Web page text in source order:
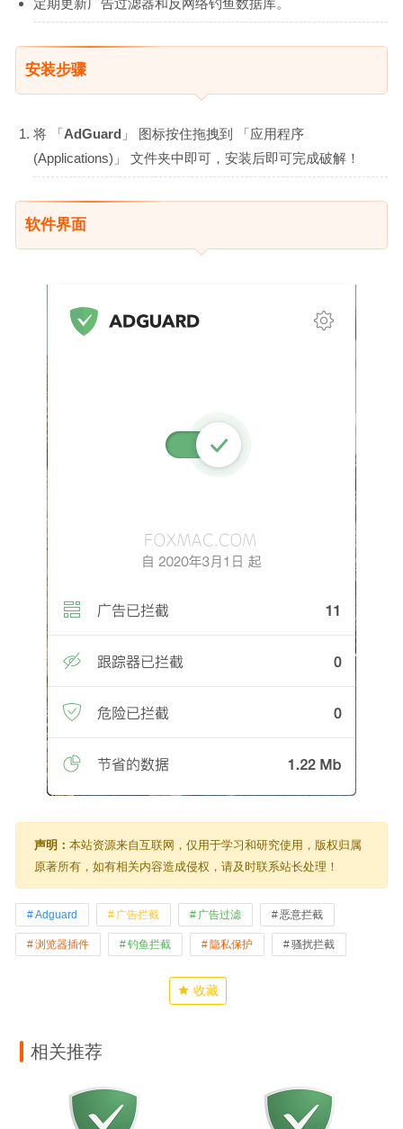
安装步骤
将 「AdGuard 」 图标按住拖拽到 「应用程序
(Applications)」 文件夹中即可，安装后即可完成破解！
软件界面
声明： 本站资源来自互联网，仅用于学习和研究使用，版权归属
原著所有，如有相关内容造成侵权，请及时联系站长处理！
Adguard 广告拦截 广告过滤 恶意拦截
浏览器插件 钓鱼拦截 隐私保护 骚扰拦截
收藏
相关推荐